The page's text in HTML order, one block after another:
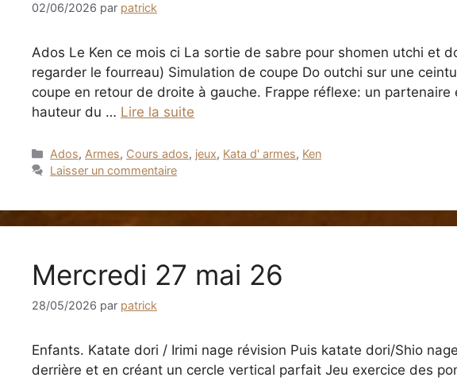
02/06/2026 par patrick
Ados Le Ken ce mois ci La sortie de sabre pour shomen utchi et
regarder le fourreau) Simulation de coupe Do outchi sur une
coupe en retour de droite à gauche. Frappe réflexe: un
hauteur du … Lire la suite
Catégories
Ados, Armes, Cours ados, jeux, Kata d' armes, Ken
Laisser un commentaire
Mercredi 27 mai 26
28/05/2026 par patrick
Enfants. Katate dori / Irimi nage révision Puis katate dori/Shio
derrière et en créant un cercle vertical parfait Jeu exercice des